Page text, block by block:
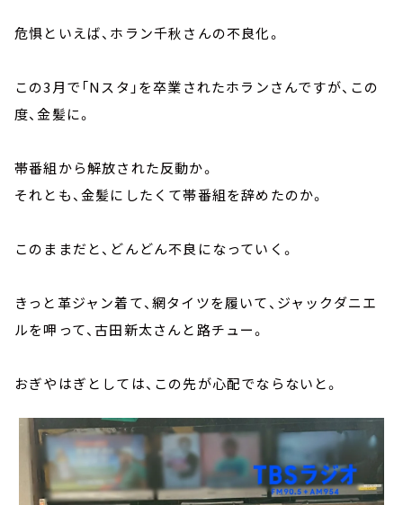
危惧といえば、ホラン千秋さんの不良化。
この3月で「Nスタ」を卒業されたホランさんですが、この
度、金髪に。
帯番組から解放された反動か。
それとも、金髪にしたくて帯番組を辞めたのか。
このままだと、どんどん不良になっていく。
きっと革ジャン着て、網タイツを履いて、ジャックダニエ
ルを呷って、古田新太さんと路チュー。
おぎやはぎとしては、この先が心配でならないと。